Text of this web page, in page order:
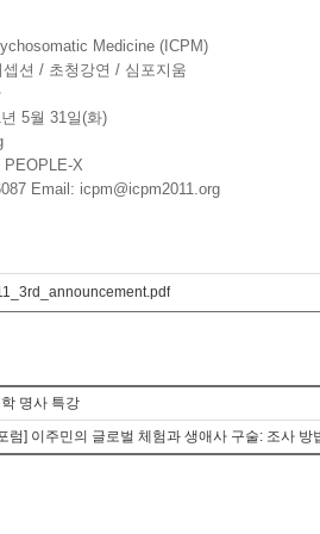
Medicine (ICPM)
션 / 초청강연 / 심포지움
5월 31일(화)
PEOPLE-X
Email: icpm@icpm2011.org
명사 특강
럼] 이주민의 글로벌 체험과 생애사 구술: 조사 방